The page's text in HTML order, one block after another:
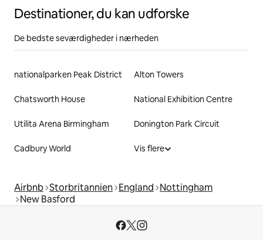
Destinationer, du kan udforske
De bedste seværdigheder i nærheden
nationalparken Peak District Alton Towers
Chatsworth House National Exhibition Centre
Utilita Arena Birmingham Donington Park Circuit
Cadbury World Vis flere
Airbnb Storbritannien England Nottingham
New Basford